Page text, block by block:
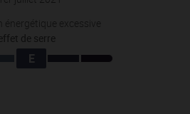
énergétique excessive
de serre
E